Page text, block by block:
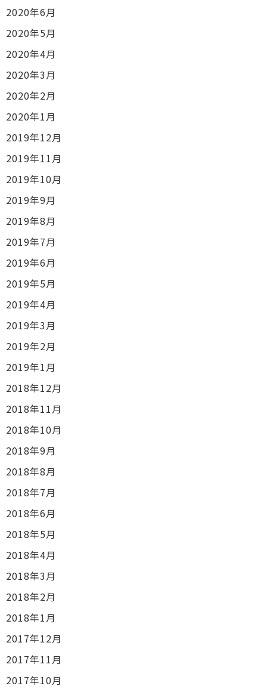
2020年6月
2020年5月
2020年4月
2020年3月
2020年2月
2020年1月
2019年12月
2019年11月
2019年10月
2019年9月
2019年8月
2019年7月
2019年6月
2019年5月
2019年4月
2019年3月
2019年2月
2019年1月
2018年12月
2018年11月
2018年10月
2018年9月
2018年8月
2018年7月
2018年6月
2018年5月
2018年4月
2018年3月
2018年2月
2018年1月
2017年12月
2017年11月
2017年10月